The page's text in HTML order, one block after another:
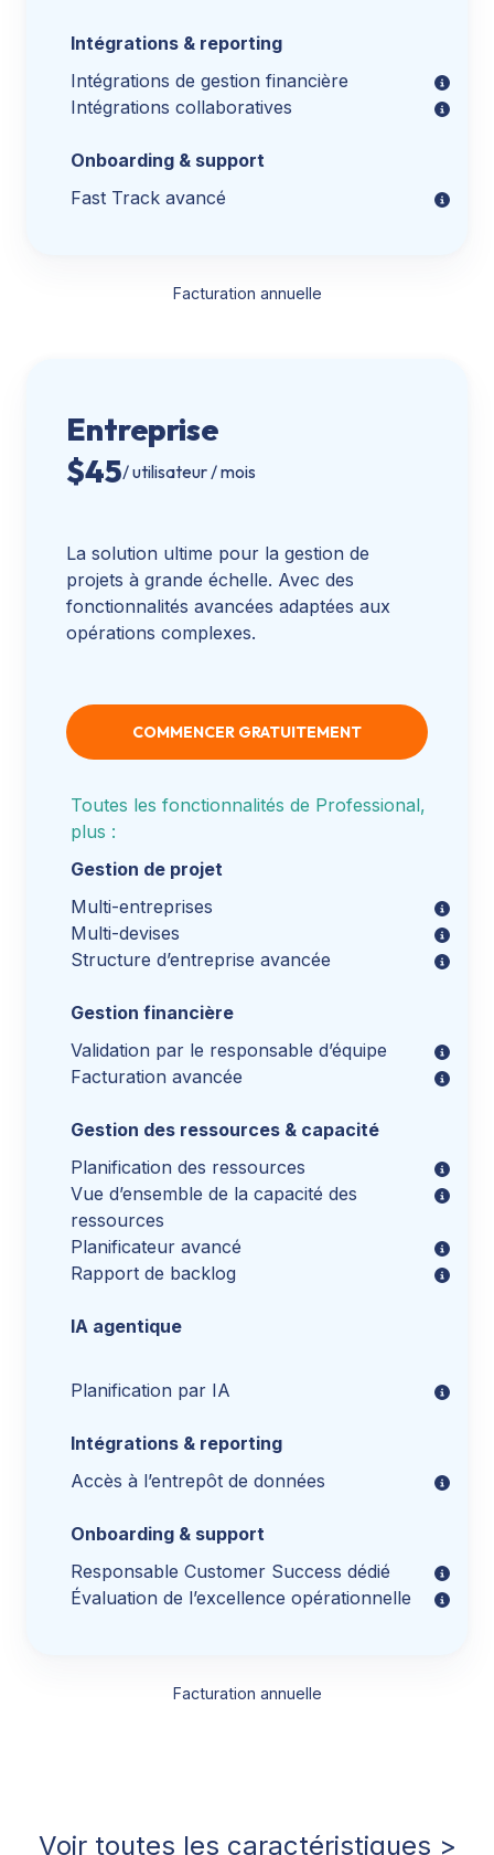
Intégrations & reporting
Intégrations de gestion financière
Intégrations collaboratives
Onboarding & support
Fast Track avancé
Facturation annuelle
Entreprise
$45/ utilisateur / mois
La solution ultime pour la gestion de
projets à grande échelle. Avec des
fonctionnalités avancées adaptées aux
opérations complexes.
COMMENCER GRATUITEMENT
Toutes les fonctionnalités de Professional,
plus :
Gestion de projet
Multi-entreprises
Multi-devises
Structure d’entreprise avancée
Gestion financière
Validation par le responsable d’équipe
Facturation avancée
Gestion des ressources & capacité
Planification des ressources
Vue d’ensemble de la capacité des
ressources
Planificateur avancé
Rapport de backlog
IA agentique
Planification par IA
Intégrations & reporting
Accès à l’entrepôt de données
Onboarding & support
Responsable Customer Success dédié
Évaluation de l’excellence opérationnelle
Facturation annuelle
Voir toutes les caractéristiques >